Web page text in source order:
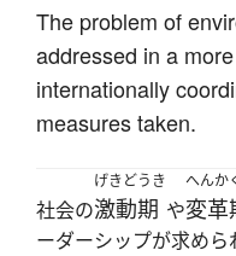
The problem of
addressed in a
internationally
measures taken.
社会の
げきどうき
激動期 や
へんか
変革
ーダーシップが求めら